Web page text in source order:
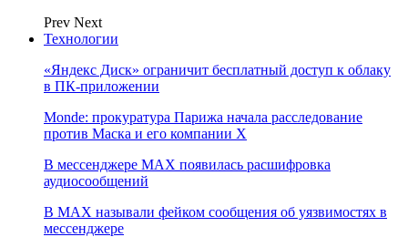
Prev Next
Технологии
«Яндекс Диск» ограничит бесплатный доступ к облаку
в ПК-приложении
Monde: прокуратура Парижа начала расследование
против Маска и его компании X
В мессенджере MAX появилась расшифровка
аудиосообщений
В МAX называли фейком сообщения об уязвимостях в
мессенджере